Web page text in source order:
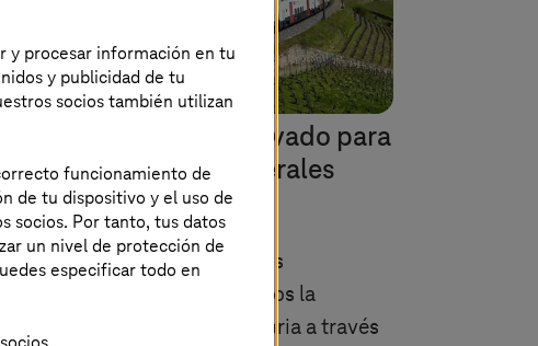
Solución de cloud privado para
los Ferrocarriles Federales
Suizos
T-Systemsproporciona a los
Ferrocarriles Federales Suizos la
infraestructura local necesaria a través
y procesar información en tu
y publicidad de tu
socios también utilizan
funcionamiento de
de tu dispositivo y el uso de
socios. Por tanto, tus datos
un nivel de protección de
especificar todo en